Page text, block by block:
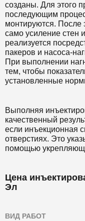
созданы. Для этого
последующим
монтируются. После
само усиление стен
реализуется
пакеров и насоса-
При выполнении
тем, чтобы
установленные
Выполняя
качественный
если инъекционная
отверстиях. Это
помощью
Цена
Эл
ВИД РАБОТ